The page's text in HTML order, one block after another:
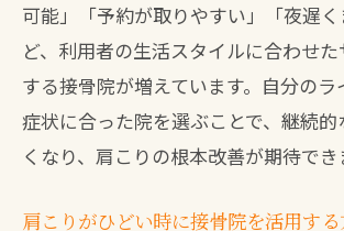
骨盤矯正や腰痛ケアも接骨
肩こりが続くなら接骨院が最適
慢性肩こりに接骨院が有効
肩こりがひどい時こそ接骨院
整体と接骨院の役割を比較し
可能」「予約が取りやすい」「夜遅
ど、利用者の生活スタイルに合わせ
する接骨院が増えています。自分のラ
症状に合った院を選ぶことで、継続
くなり、肩こりの根本改善が期待でき
肩こりがひどい時に接骨院を活用す